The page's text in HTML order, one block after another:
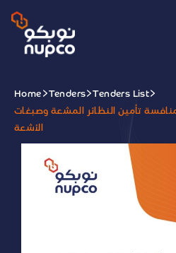
Home Tenders
Tenders List
لمنافسة تأمين النظائر المشعة وصبغات
الأشعة